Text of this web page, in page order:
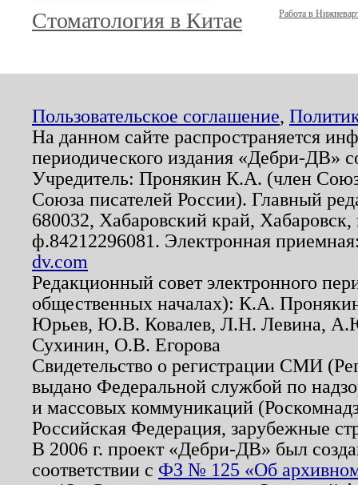
Стоматология в Китае Работа в
Пользовательское соглашение,
На данном сайте распространяется
периодического издания «Дебри-ДВ»
Учредитель: Пронякин К.А. (член
Союза писателей России). Главный
680032, Хабаровский край,
ф.84212296081. Электронная
dv.com
Редакционный совет электронного
общественных началах): К.А.
Юрьев, Ю.В. Ковалев, Л.Н. Левина,
Сухинин, О.В. Егорова
Свидетельство о регистрации СМИ
выдано Федеральной службой по
и массовых коммуникаций
Российская Федерация, зарубежные
В 2006 г. проект «Дебри-ДВ» был
соответствии с ФЗ № 125 «Об